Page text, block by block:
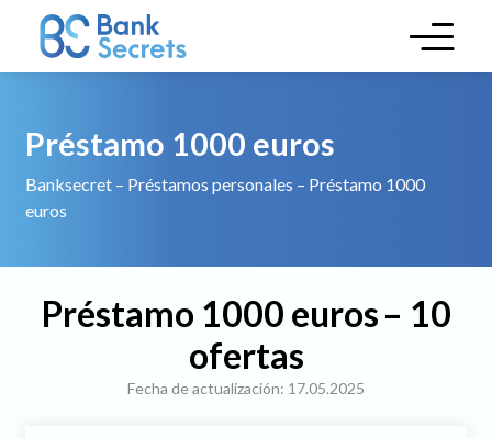
Skip to main content
Préstamo 1000 euros
Banksecret – Préstamos personales – Préstamo 1000
euros
Préstamo 1000 euros– 10
ofertas
Fecha de actualización: 17.05.2025